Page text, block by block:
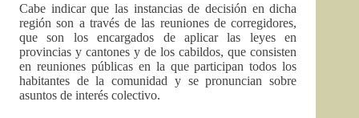
Cabe indicar que las instancias de decisión en dicha
región son a través de las reuniones de corregidores,
que son los encargados de aplicar las leyes en
provincias y cantones y de los cabildos, que consisten
en reuniones públicas en la que participan todos los
habitantes de la comunidad y se pronuncian sobre
asuntos de interés colectivo.